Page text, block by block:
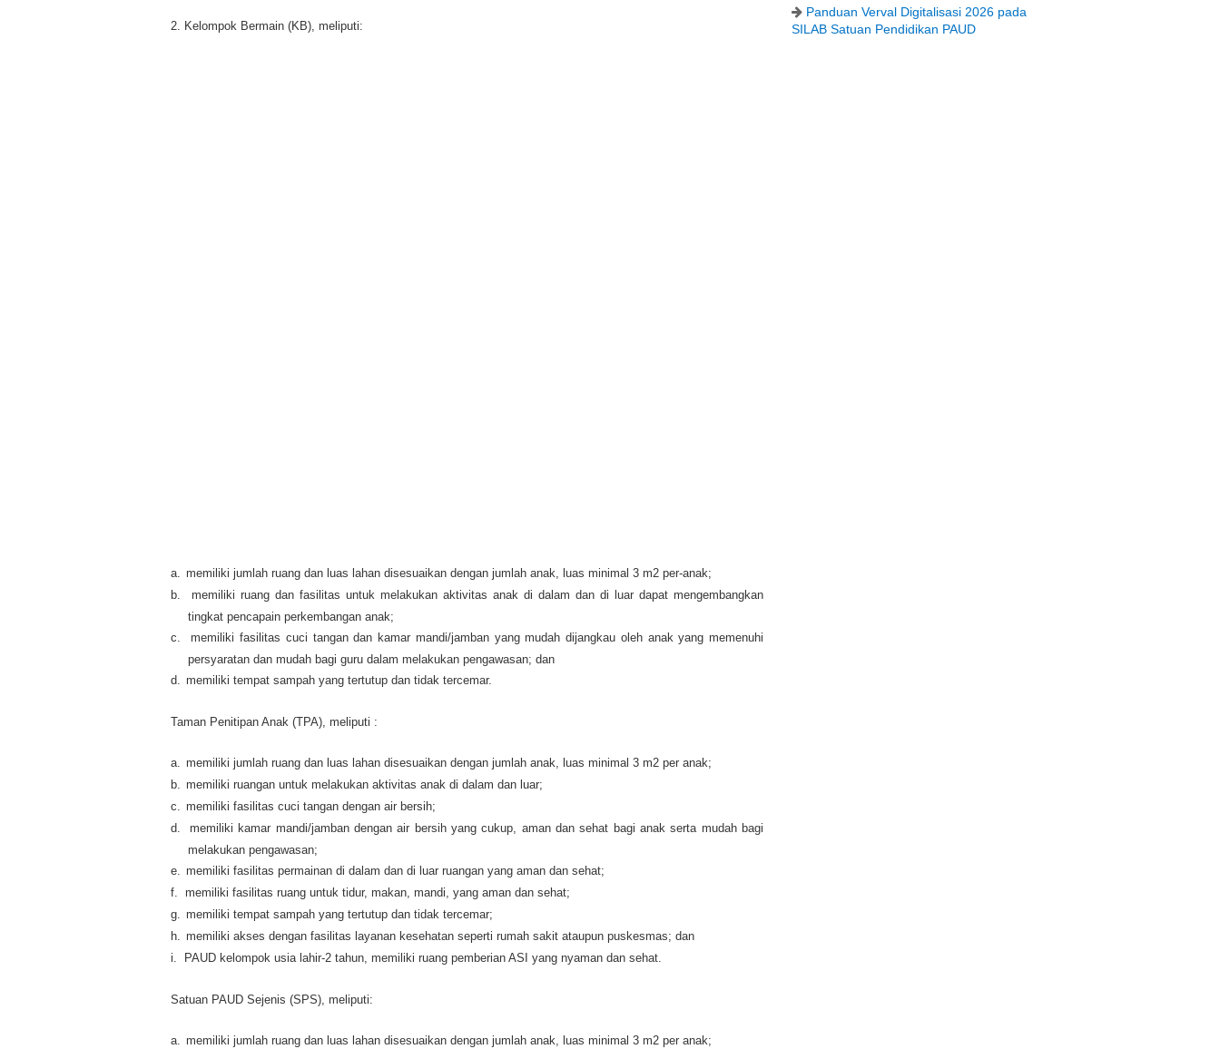
2. Kelompok Bermain (KB), meliputi:
a. memiliki jumlah ruang dan luas lahan disesuaikan dengan jumlah anak, luas minimal 3 m2 per-anak;
b.
memiliki ruang dan fasilitas untuk melakukan aktivitas anak di dalam dan di luar dapat mengembangkan
tingkat pencapain perkembangan anak;
c.
memiliki fasilitas cuci tangan dan kamar mandi/jamban yang mudah dijangkau oleh anak yang memenuhi
persyaratan dan mudah bagi guru dalam melakukan pengawasan; dan
d. memiliki tempat sampah yang tertutup dan tidak tercemar.
Taman Penitipan Anak (TPA), meliputi :
a. memiliki jumlah ruang dan luas lahan disesuaikan dengan jumlah anak, luas minimal 3 m2 per anak;
b. memiliki ruangan untuk melakukan aktivitas anak di dalam dan luar;
c. memiliki fasilitas cuci tangan dengan air bersih;
d.
memiliki kamar mandi/jamban dengan air bersih yang cukup, aman dan sehat bagi anak serta mudah bagi
melakukan pengawasan;
e. memiliki fasilitas permainan di dalam dan di luar ruangan yang aman dan sehat;
f. memiliki fasilitas ruang untuk tidur, makan, mandi, yang aman dan sehat;
g. memiliki tempat sampah yang tertutup dan tidak tercemar;
h. memiliki akses dengan fasilitas layanan kesehatan seperti rumah sakit ataupun puskesmas; dan
i.
PAUD kelompok usia lahir-2 tahun, memiliki ruang pemberian ASI yang nyaman dan sehat.
Satuan PAUD Sejenis (SPS), meliputi:
a. memiliki jumlah ruang dan luas lahan disesuaikan dengan jumlah anak, luas minimal 3 m2 per anak;
Panduan Verval Digitalisasi 2026 pada
SILAB Satuan Pendidikan PAUD